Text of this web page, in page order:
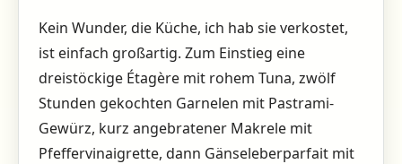
Kein Wunder, die Küche, ich hab sie verkostet,
ist einfach großartig. Zum Einstieg eine
dreistöckige Étagère mit rohem Tuna, zwölf
Stunden gekochten Garnelen mit Pastrami-
Gewürz, kurz angebratener Makrele mit
Pfeffervinaigrette, dann Gänseleberparfait mit